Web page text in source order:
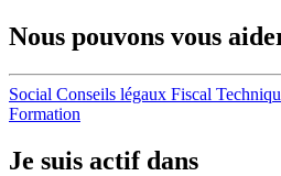
Nous pouvons vous
Social Conseils légaux Fiscal
Formation
Je suis actif dans